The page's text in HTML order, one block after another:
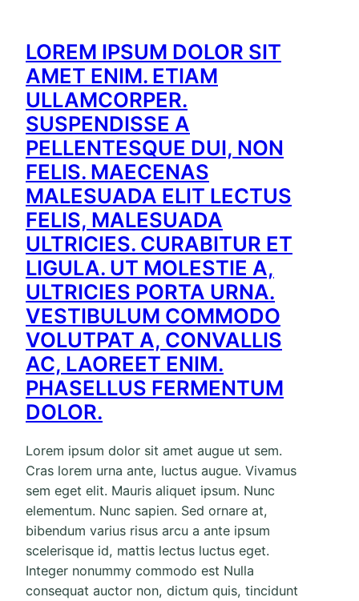
LOREM IPSUM DOLOR SIT
AMET ENIM. ETIAM
ULLAMCORPER.
SUSPENDISSE A
PELLENTESQUE DUI, NON
FELIS. MAECENAS
MALESUADA ELIT LECTUS
FELIS, MALESUADA
ULTRICIES. CURABITUR ET
LIGULA. UT MOLESTIE A,
ULTRICIES PORTA URNA.
VESTIBULUM COMMODO
VOLUTPAT A, CONVALLIS
AC, LAOREET ENIM.
PHASELLUS FERMENTUM
DOLOR.
Lorem ipsum dolor sit amet augue ut sem.
Cras lorem urna ante, luctus augue. Vivamus
sem eget elit. Mauris aliquet ipsum. Nunc
elementum. Nunc sapien. Sed ornare at,
bibendum varius risus arcu a ante ipsum
scelerisque id, mattis lectus luctus eget.
Integer nonummy commodo est Nulla
consequat auctor non, dictum quis, tincidunt